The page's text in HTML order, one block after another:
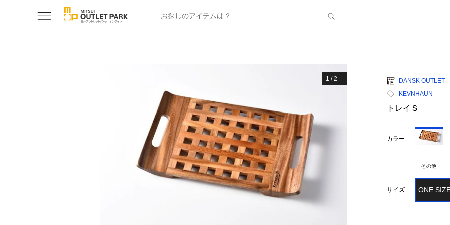
お探しのアイテムは？
1 /2
DANSK OUTLET
KEVNHAUN
トレイＳ
カラー
その他
サイズ ONE